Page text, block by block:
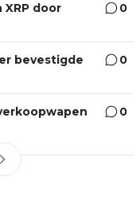
XRP door
0
bevestigde
0
0